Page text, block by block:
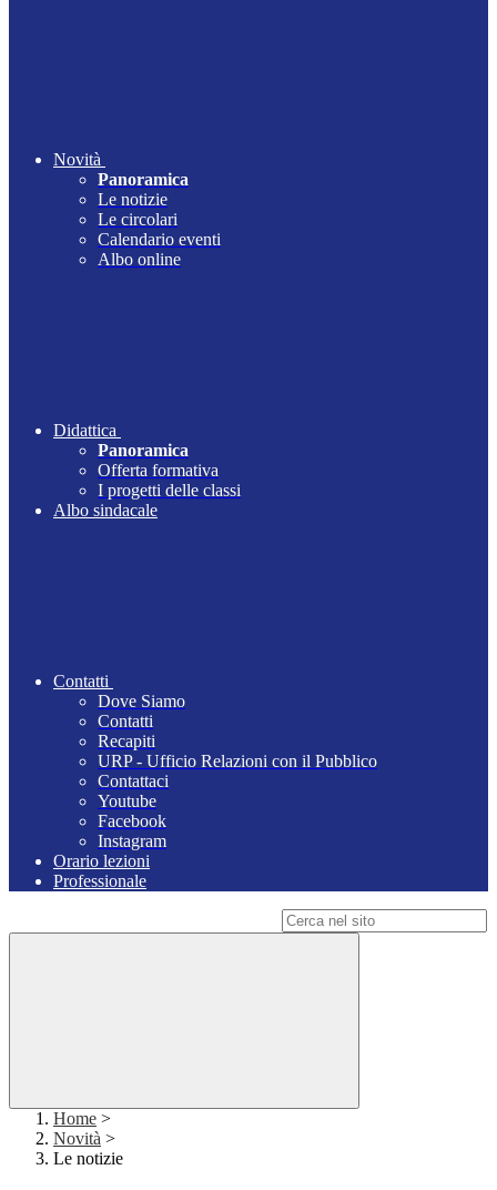
Novità
Panoramica
Le notizie
Le circolari
Calendario eventi
Albo online
Didattica
Panoramica
Offerta formativa
I progetti delle classi
Albo sindacale
Contatti
Dove Siamo
Contatti
Recapiti
URP - Ufficio Relazioni con il Pubblico
Contattaci
Youtube
Facebook
Instagram
Orario lezioni
Professionale
Home >
Novità >
Le notizie